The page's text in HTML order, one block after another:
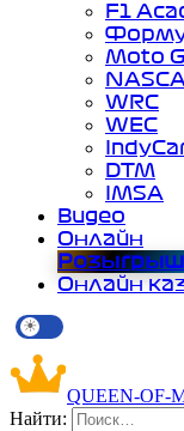
F1
Moto
WRC
WEC
DTM
IMSA
Видео
Онлайн
Онлайн
QUEEN-OF-
Найти: